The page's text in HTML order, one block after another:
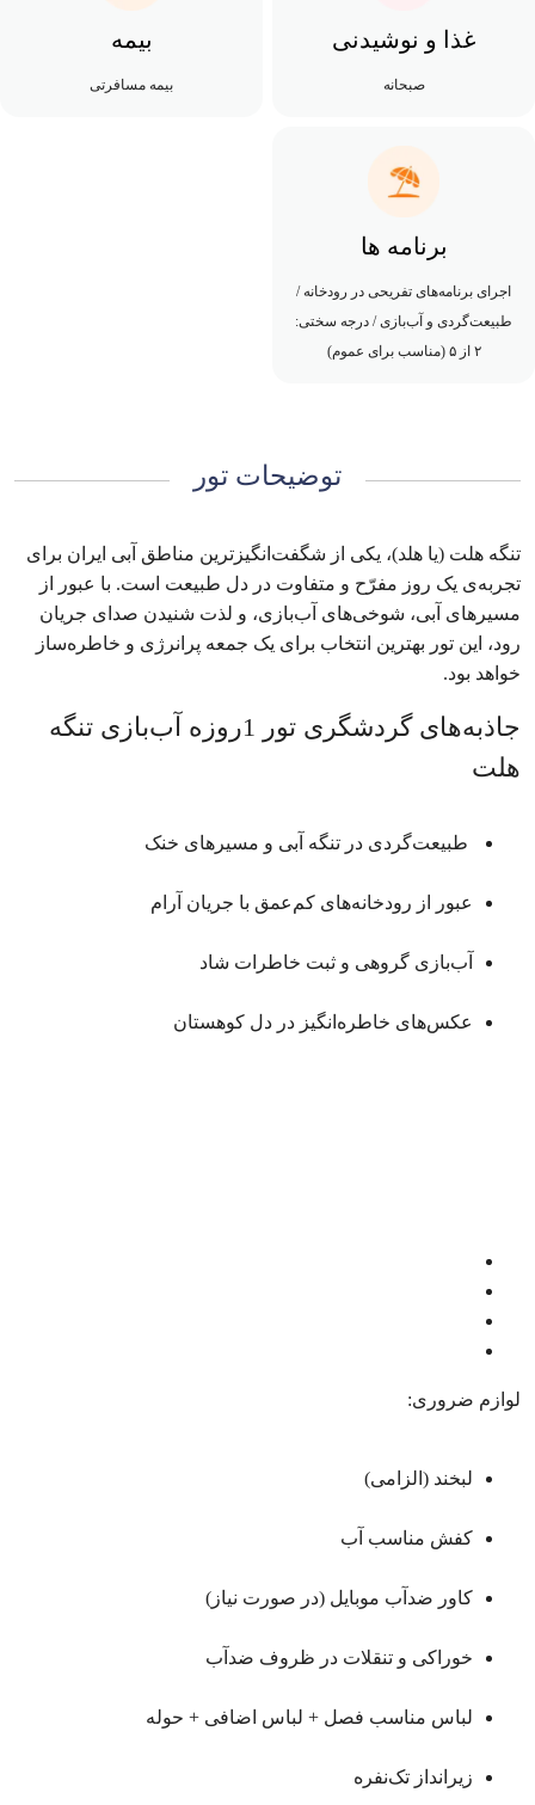
غذا و نوشیدنی
صبحانه
بیمه
بیمه مسافرتی
برنامه ها
اجرای برنامه‌های تفریحی در رودخانه /
طبیعت‌گردی و آب‌بازی / درجه سختی:
۲ از ۵ (مناسب برای عموم)
توضیحات تور
تنگه هلت (یا هلد)، یکی از شگفت‌انگیزترین مناطق آبی ایران برای
تجربه‌ی یک روز مفرّح و متفاوت در دل طبیعت است. با عبور از
مسیرهای آبی، شوخی‌های آب‌بازی، و لذت شنیدن صدای جریان
رود، این تور بهترین انتخاب برای یک جمعه پرانرژی و خاطره‌ساز
خواهد بود.
جاذبه‌های گردشگری تور 1روزه آب‌بازی تنگه
هلت
طبیعت‌گردی در تنگه‌ آبی و مسیرهای خنک
عبور از رودخانه‌های کم‌عمق با جریان آرام
آب‌بازی گروهی و ثبت خاطرات شاد
عکس‌های خاطره‌انگیز در دل کوهستان
لوازم ضروری:
لبخند (الزامی)
کفش مناسب آب
کاور ضدآب موبایل (در صورت نیاز)
خوراکی و تنقلات در ظروف ضدآب
لباس مناسب فصل + لباس اضافی + حوله
زیرانداز تک‌نفره